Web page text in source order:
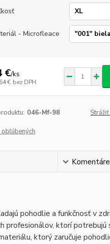
- Microfleace
€/ks
€ bez DPH
046-Mf-98
obľúbených
Komentáre
pohodlie a funkčnosť v
profesionálov, ktorí
ktorý zaručuje